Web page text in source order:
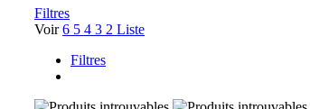
Filtres
Voir6 5 4 3 2 Liste
Filtres